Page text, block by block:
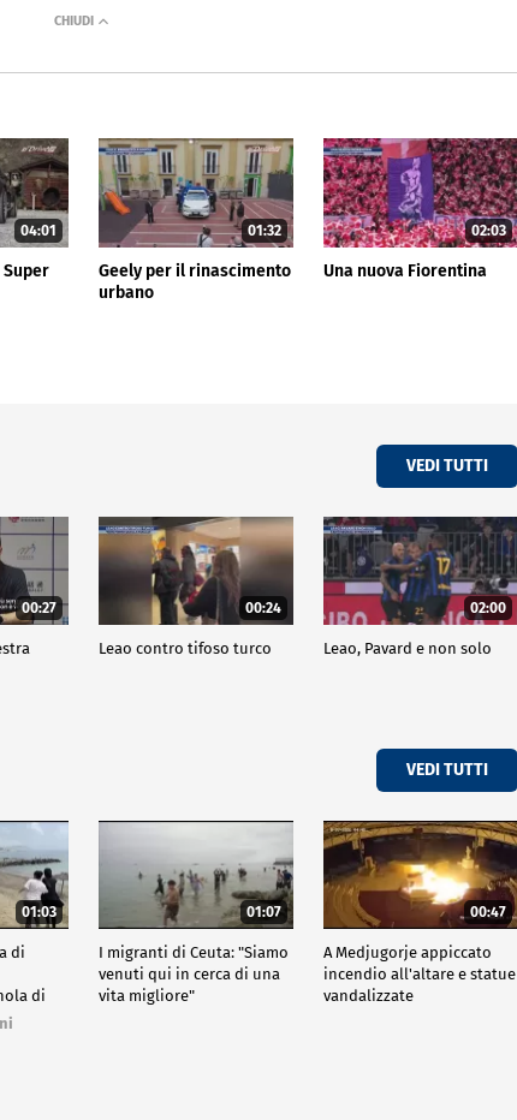
04:01
Super
01:32
Geely per il rinascimento
urbano
02:03
Una nuova Fiorentina
VEDI TUTTI
00:27 00:24
Leao contro tifoso turco
02:00
Leao, Pavard e non solo
VEDI TUTTI
01:03
di
di
01:07
I migranti di Ceuta: "Siamo
venuti qui in cerca di una
vita migliore"
00:47
A Medjugorje appiccato
incendio all'altare e statue
vandalizzate